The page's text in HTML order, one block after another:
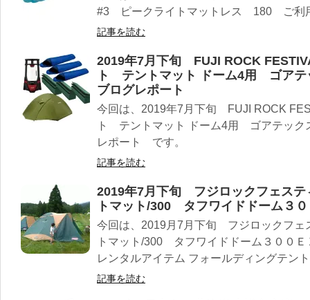
#3 ピークライトマットレス 180 ご利
記事を読む
2019年7月下旬 FUJI ROCK
ト テントマット ドーム4用 ゴア
ブログレポート
今回は、2019年7月下旬 FUJI ROCK
ト テントマット ドーム4用 ゴアテック
レポート です。
記事を読む
2019年7月下旬 フジロックフェス
トマット/300 タフワイドドーム３
今回は、2019月7月下旬 フジロックフ
トマット/300 タフワイドドーム３００
レンタルアイテム フォールディングテン
記事を読む